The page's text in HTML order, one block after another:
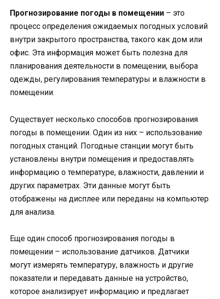
Прогнозирование погоды в помещении – это
процесс определения ожидаемых погодных условий
внутри закрытого пространства, такого как дом или
офис. Эта информация может быть полезна для
планирования деятельности в помещении, выбора
одежды, регулирования температуры и влажности в
помещении.
Существует несколько способов прогнозирования
погоды в помещении. Один из них – использование
погодных станций. Погодные станции могут быть
установлены внутри помещения и предоставлять
информацию о температуре, влажности, давлении и
других параметрах. Эти данные могут быть
отображены на дисплее или переданы на компьютер
для анализа.
Еще один способ прогнозирования погоды в
помещении – использование датчиков. Датчики
могут измерять температуру, влажность и другие
показатели и передавать данные на устройство,
которое анализирует информацию и предлагает